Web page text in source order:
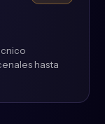
hasta